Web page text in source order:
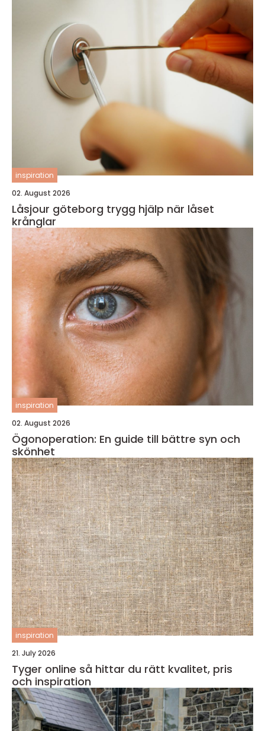
inspiration
02. August 2026
Låsjour göteborg trygg hjälp när låset
krånglar
inspiration
02. August 2026
Ögonoperation: En guide till bättre syn och
skönhet
inspiration
21. July 2026
Tyger online så hittar du rätt kvalitet, pris
och inspiration